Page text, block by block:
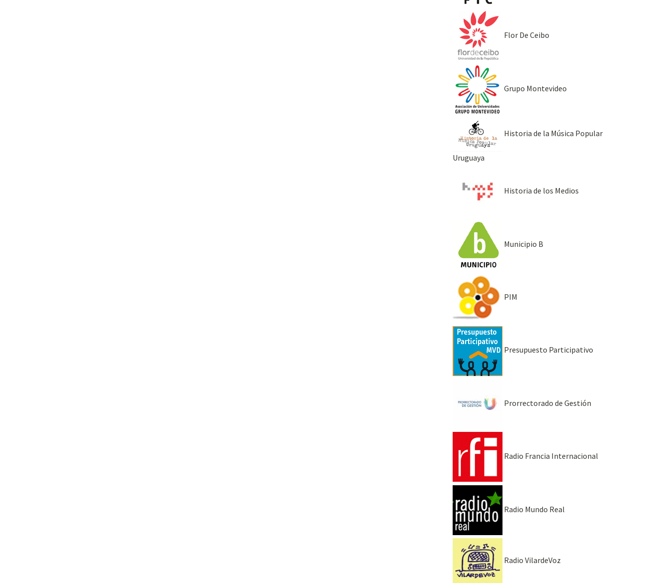
Flor De Ceibo
Grupo Montevideo
Historia de la Música Popular
Uruguaya
Historia de los Medios
Municipio B
PIM
Presupuesto Participativo
Prorrectorado de Gestión
Radio Francia Internacional
Radio Mundo Real
Radio VilardeVoz